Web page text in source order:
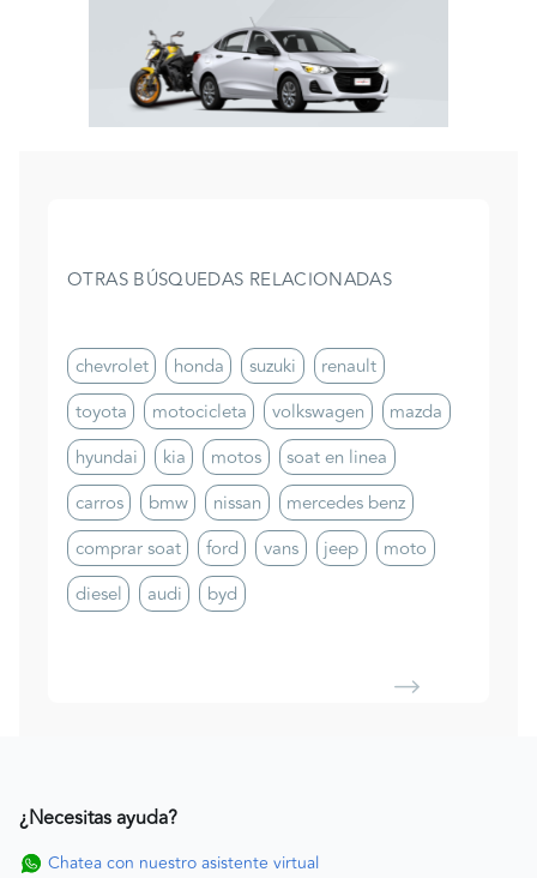
OTRAS BÚSQUEDAS RELACIONADAS
chevrolet honda suzuki
renault
toyota
motocicleta volkswagen
mazda
hyundai
kia motos
soat en linea
carros
bmw nissan
mercedes benz
comprar soat
ford vans jeep
moto
diesel
audi byd
¿Necesitas ayuda?
Chatea con nuestro asistente virtual